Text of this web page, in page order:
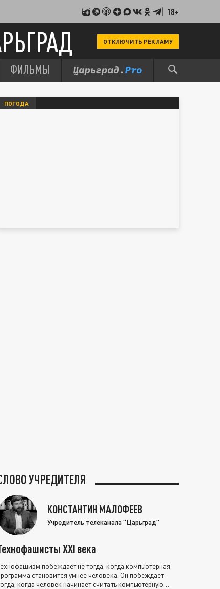
18+
ОТКЛЮЧИТЬ РЕКЛАМУ
ФИЛЬМЫ
ПОГОДА
УЧРЕДИТЕЛЯ
КОНСТАНТИН МАЛОФЕЕВ
Учредитель телеканала "Царьград"
XXI века
побеждает не тогда, когда компьютерная
становится умнее человека. Он побеждает
когда человек начинает считать компьютерную